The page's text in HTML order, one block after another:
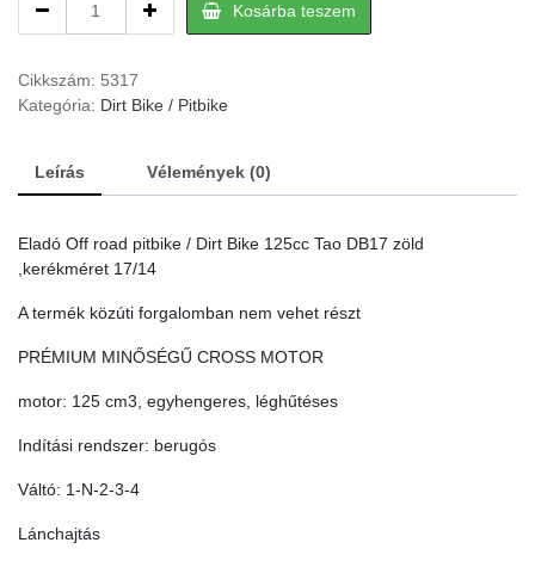
road
Dirt
Tao
DB17
quantity
Kosárba teszem
Cikkszám: 5317
Kategória: Dirt Bike / Pitbike
Leírás Vélemények (0)
Eladó Off road pitbike / Dirt Bike 125cc Tao DB17 zöld
,kerékméret 17/14
A termék közúti forgalomban nem vehet részt
PRÉMIUM MINŐSÉGŰ CROSS MOTOR
motor: 125 cm3, egyhengeres, léghűtéses
Indítási rendszer: berugós
Váltó: 1-N-2-3-4
Lánchajtás